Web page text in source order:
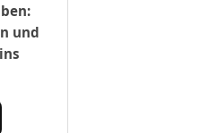
und